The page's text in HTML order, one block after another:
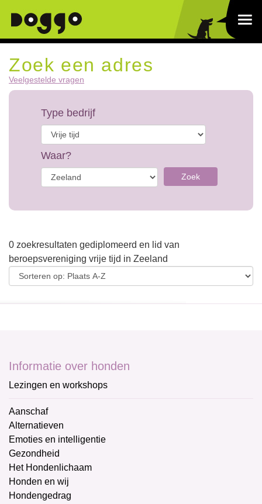
Zoek een adres
Veelgestelde vragen
Type bedrijf
Waar?
Zoek
0 zoekresultaten gediplomeerd en lid van
beroepsvereniging vrije tijd in Zeeland
Informatie over honden
Lezingen en workshops
Aanschaf
Alternatieven
Emoties en intelligentie
Gezondheid
Het Hondenlichaam
Honden en wij
Hondengedrag